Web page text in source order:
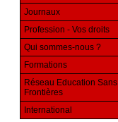
Journaux
Profession - Vos droits
Qui sommes-nous ?
Formations
Réseau Education Sans
Frontières
International